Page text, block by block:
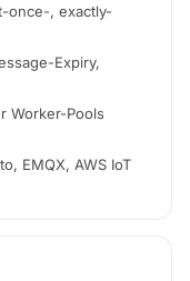
once-, exactly-
Expiry,
Worker-Pools
EMQX, AWS IoT